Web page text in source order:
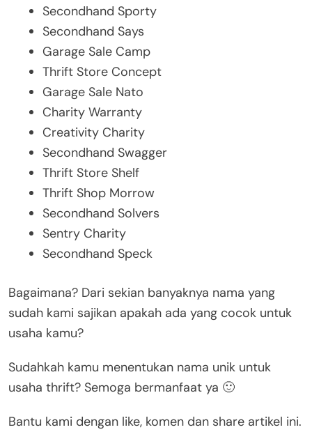
Secondhand Sporty
Secondhand Says
Garage Sale Camp
Thrift Store Concept
Garage Sale Nato
Charity Warranty
Creativity Charity
Secondhand Swagger
Thrift Store Shelf
Thrift Shop Morrow
Secondhand Solvers
Sentry Charity
Secondhand Speck
Bagaimana? Dari sekian banyaknya nama yang
sudah kami sajikan apakah ada yang cocok untuk
usaha kamu?
Sudahkah kamu menentukan nama unik untuk
usaha thrift? Semoga bermanfaat ya 🙂
Bantu kami dengan like, komen dan share artikel ini.